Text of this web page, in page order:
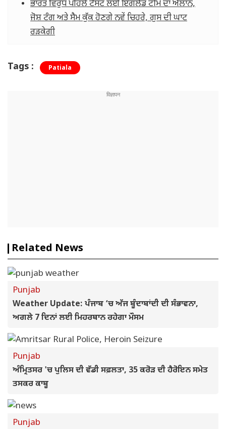
ਭਾਰਤ ਵਿਰੁੱਧ ਪਹਿਲੇ ਟੈਸਟ ਲਈ ਇੰਗਲੈਂਡ ਟੀਮ ਦਾ ਐਲਾਨ,
ਜੋਸ਼ ਟੰਗ ਅਤੇ ਸੈਮ ਕੁੱਕ ਹੋਣਗੇ ਨਵੇਂ ਚਿਹਰੇ, ਗੁਸ ਦੀ ਘਾਟ
ਰੜਕੇਗੀ
Tags : Patiala
Related News
Punjab
Weather Update: ਪੰਜਾਬ ‘ਚ ਅੱਜ ਬੂੰਦਾਬਾਂਦੀ ਦੀ ਸੰਭਾਵਨਾ,
ਅਗਲੇ 7 ਦਿਨਾਂ ਲਈ ਮਿਹਰਬਾਨ ਰਹੇਗਾ ਮੌਸਮ
Punjab
ਅੰਮ੍ਰਿਤਸਰ 'ਚ ਪੁਲਿਸ ਦੀ ਵੱਡੀ ਸਫ਼ਲਤਾ, 35 ਕਰੋੜ ਦੀ ਹੈਰੋਇਨ ਸਮੇਤ
ਤਸਕਰ ਕਾਬੂ
Punjab